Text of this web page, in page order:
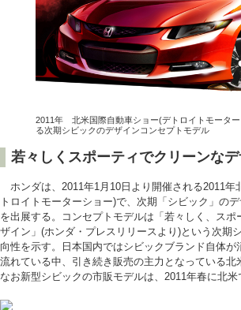
2011年 北米国際自動車ショー(デトロイトモータ
る次期シビックのデザインコンセプトモデル
若々しくスポーティでクリーンな
ホンダは、2011年1月10日より開催される2011年
トロイトモーターショー)で、次期「シビック」の
を出展する。コンセプトモデルは「若々しく、スポ
ザイン」(ホンダ・プレスリリースより)という次期
向性を示す。日本国内ではシビックブランド自体が
流れている中、引き続き販売の主力となっている北
なお新型シビックの市販モデルは、2011年春に北米